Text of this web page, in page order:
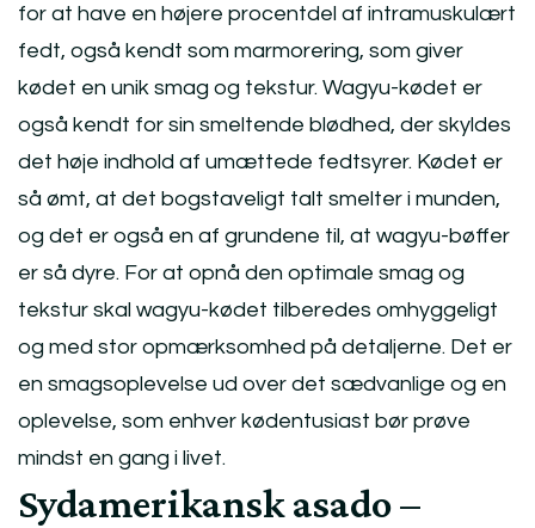
for at have en højere procentdel af intramuskulært
fedt, også kendt som marmorering, som giver
kødet en unik smag og tekstur. Wagyu-kødet er
også kendt for sin smeltende blødhed, der skyldes
det høje indhold af umættede fedtsyrer. Kødet er
så ømt, at det bogstaveligt talt smelter i munden,
og det er også en af grundene til, at wagyu-bøffer
er så dyre. For at opnå den optimale smag og
tekstur skal wagyu-kødet tilberedes omhyggeligt
og med stor opmærksomhed på detaljerne. Det er
en smagsoplevelse ud over det sædvanlige og en
oplevelse, som enhver kødentusiast bør prøve
mindst en gang i livet.
Sydamerikansk asado –